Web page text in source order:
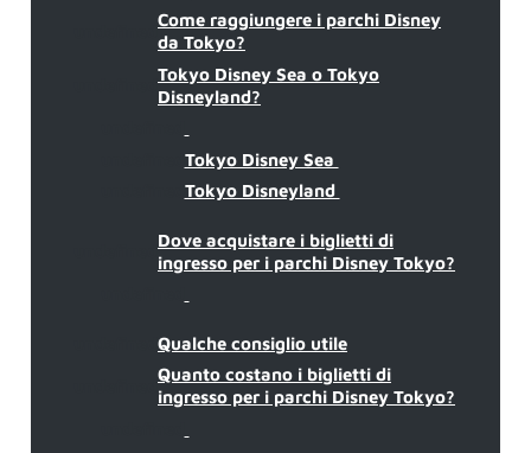
Come raggiungere i parchi Disney
da Tokyo?
Tokyo Disney Sea o Tokyo
Disneyland?
Tokyo Disney Sea
Tokyo Disneyland
Dove acquistare i biglietti di
ingresso per i parchi Disney Tokyo?
Qualche consiglio utile
Quanto costano i biglietti di
ingresso per i parchi Disney Tokyo?